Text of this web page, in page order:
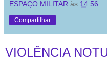
ESPAÇO MILITAR às 14:56
Compartilhar
VIOLÊNCIA